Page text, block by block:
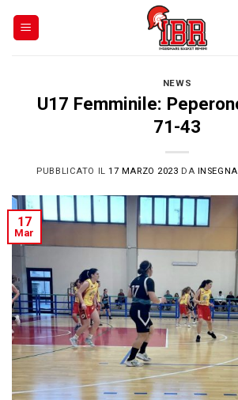
NEWS
U17 Femminile:
71-43
PUBBLICATO IL17 MARZO 2023 DA
17
Mar